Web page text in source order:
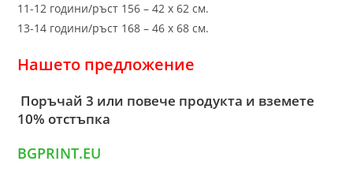
11-12 години/ръст 156 – 42 x 62 см.
13-14 години/ръст 168 – 46 х 68 см.
Нашето предложение
Поръчай 3 или повече продукта и вземете
10% отстъпка
BGPRINT.EU